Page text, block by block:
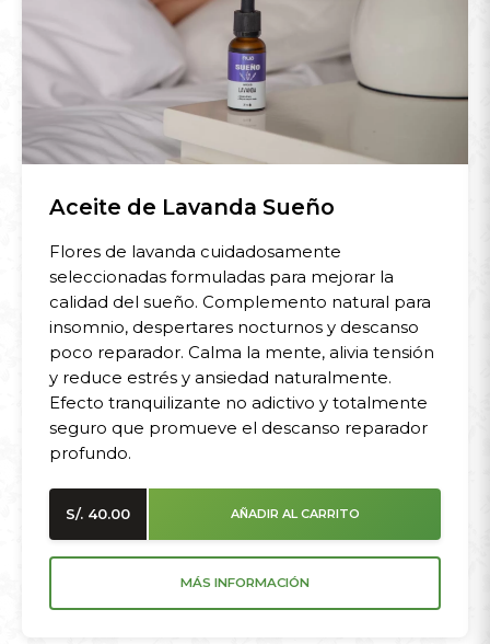
Aceite de Lavanda Sueño
Flores de lavanda cuidadosamente
seleccionadas formuladas para mejorar la
calidad del sueño. Complemento natural para
insomnio, despertares nocturnos y descanso
poco reparador. Calma la mente, alivia tensión
y reduce estrés y ansiedad naturalmente.
Efecto tranquilizante no adictivo y totalmente
seguro que promueve el descanso reparador
profundo.
S/. 40.00 AÑADIR AL CARRITO
MÁS INFORMACIÓN